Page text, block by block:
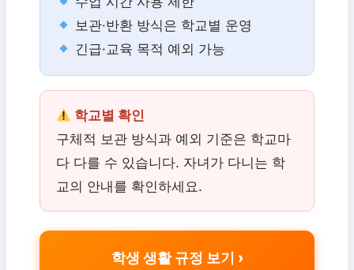
보관·반환 방식은 학교별 운영
긴급·교육 목적 예외 가능
학교별 확인
구체적 보관 방식과 예외 기준은 학교마
다 다를 수 있습니다. 자녀가 다니는 학
교의 안내를 확인하세요.
학생 생활 규정 보기